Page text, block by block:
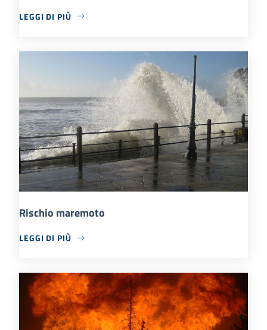
LEGGI DI PIÙ
Rischio maremoto
LEGGI DI PIÙ